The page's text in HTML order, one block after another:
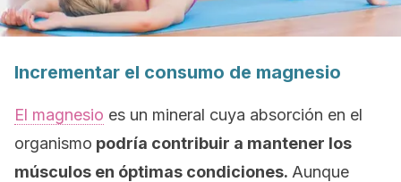
Incrementar el consumo de magnesio
El magnesio es un mineral cuya absorción en el
organismo podría contribuir a mantener los
músculos en óptimas condiciones. Aunque